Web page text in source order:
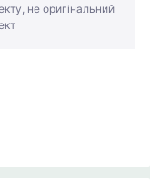
не оригінальний